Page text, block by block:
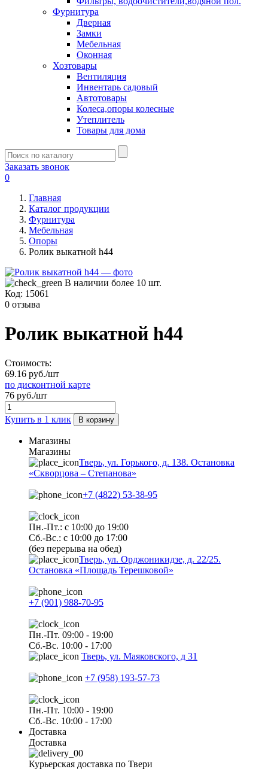
Фурнитура
Дверная
Замки
Мебельная
Оконная
Хозтовары
Вентиляция
Инвентарь садовый
Автотовары
Колеса,опоры колесные
Утеплитель
Товары для дома
Заказать звонок
0
Главная
Каталог продукции
Фурнитура
Мебельная
Опоры
Ролик выкатной h44
В наличии более 10 шт.
Код: 15061
0 отзыва
Ролик выкатной h44
Стоимость:
69.16 руб./шт
по дисконтной карте
76 руб./шт
Купить в 1 клик В корзину
Магазины
Магазины
Тверь, ул. Горького, д. 138. Остановка
«Скворцова – Степанова»
+7 (4822) 53-38-95
Пн.-Пт.: с 10:00 до 19:00
Сб.-Вс.: с 10:00 до 17:00
(без перерыва на обед)
Тверь, ул. Орджоникидзе, д. 22/25.
Остановка «Площадь Терешковой»
+7 (901) 988-70-95
Пн.-Пт. 09:00 - 19:00
Сб.-Вс. 10:00 - 17:00
Тверь, ул. Маяковского, д 31
+7 (958) 193-57-73
Пн.-Пт. 10:00 - 19:00
Сб.-Вс. 10:00 - 17:00
Доставка
Доставка
Курьерская доставка по Твери